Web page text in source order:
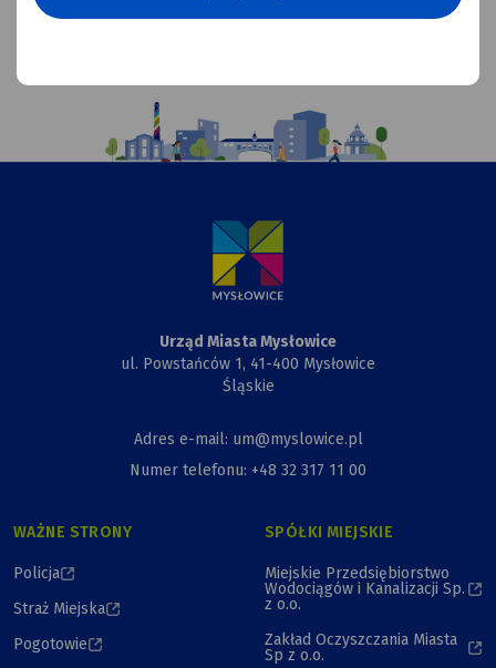
rysunek
Urząd Miasta Mysłowice
ul. Powstańców 1, 41-400 Mysłowice
Śląskie
Adres e-mail: um@myslowice.pl
Numer telefonu: +48 32 317 11 00
WAŻNE STRONY
Policja
Straż Miejska
Pogotowie
SPÓŁKI MIEJSKIE
Miejskie Przedsiębiorstwo
Wodociągów i Kanalizacji Sp.
z o.o.
Zakład Oczyszczania Miasta
Sp z o.o.